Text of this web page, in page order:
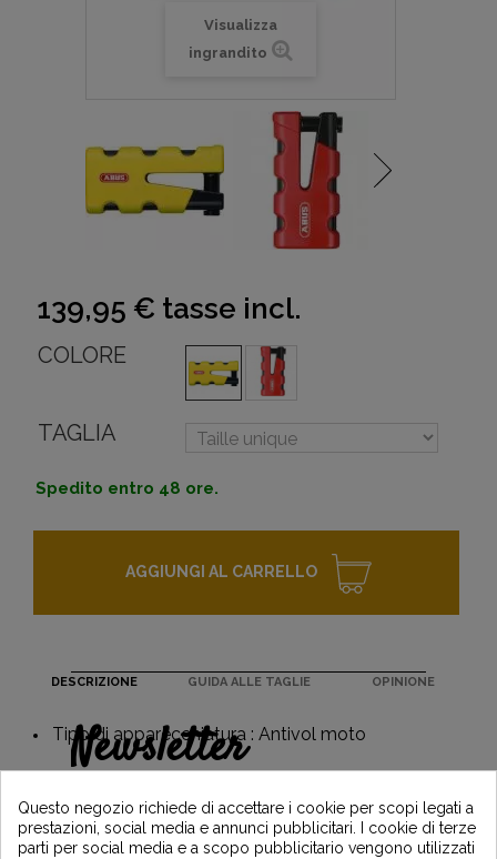
Visualizza
ingrandito
139,95 € tasse incl.
COLORE
TAGLIA
Spedito entro 48 ore.
AGGIUNGI AL CARRELLO
DESCRIZIONE GUIDA ALLE TAGLIE OPINIONE
Tipo di apparecchiatura : Antivol moto
Newsletter
iscrivendoti e resta informato sulle ultime
notizie di Vintage Motors
Questo negozio richiede di accettare i cookie per scopi legati a
prestazioni, social media e annunci pubblicitari. I cookie di terze
parti per social media e a scopo pubblicitario vengono utilizzati